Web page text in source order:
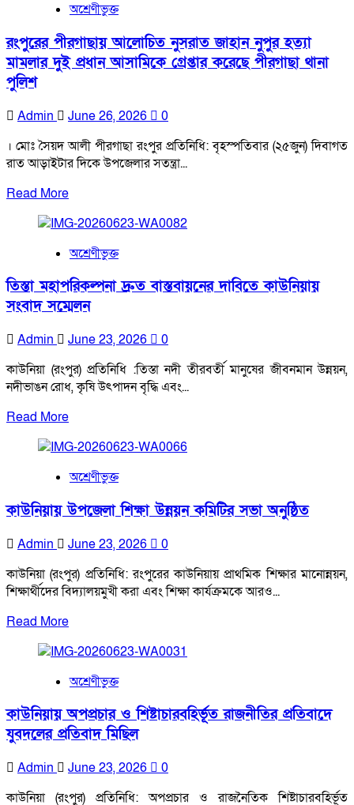
পরীক্ষার্থীদের
আবেগঘন
বিদায়,
সাফল্য
কলেজে
দোয়া
মাহফিল
অশ্রেণীভুক্ত
রংপুরের পীরগাছায় আলোচিত নুসরাত জাহান নুপুর হত্যা
মামলার দুই প্রধান আসামিকে গ্রেপ্তার করেছে পীরগাছা থানা
পুলিশ
Admin June 26, 2026
0
। মোঃ সৈয়দ আলী পীরগাছা রংপুর প্রতিনিধি: বৃহস্পতিবার (২৫জুন) দিবাগত
রাত আড়াইটার দিকে উপজেলার সতন্ত্রা...
Read MoreRead
about
রংপুরের
পীরগাছায়
আলোচিত
নুসরাত
জাহান
নুপুর
হত্যা
মামলার
দুই
প্রধান
আসামিকে
করেছে
পীরগাছা
থানা
পুলিশ
অশ্রেণীভুক্ত
তিস্তা মহাপরিকল্পনা দ্রুত বাস্তবায়নের দাবিতে কাউনিয়ায়
সংবাদ সম্মেলন
Admin June 23, 2026
0
কাউনিয়া (রংপুর) প্রতিনিধি :তিস্তা নদী তীরবর্তী মানুষের জীবনমান উন্নয়ন,
নদীভাঙন রোধ, কৃষি উৎপাদন বৃদ্ধি এবং...
Read MoreRead
about
তিস্তা
মহাপরিকল্পনা
দ্রুত
বাস্তবায়নের
দাবিতে
কাউনিয়ায়
সংবাদ
সম্মেলন
অশ্রেণীভুক্ত
কাউনিয়ায় উপজেলা শিক্ষা উন্নয়ন কমিটির সভা অনুষ্ঠিত
Admin June 23, 2026
0
কাউনিয়া (রংপুর) প্রতিনিধি: রংপুরের কাউনিয়ায় প্রাথমিক শিক্ষার মানোন্নয়ন,
শিক্ষার্থীদের বিদ্যালয়মুখী করা এবং শিক্ষা কার্যক্রমকে আরও...
Read MoreRead
about
কাউনিয়ায়
উপজেলা
শিক্ষা
উন্নয়ন
কমিটির
সভা
অনুষ্ঠিত
অশ্রেণীভুক্ত
কাউনিয়ায় অপপ্রচার ও শিষ্টাচারবহির্ভূত রাজনীতির প্রতিবাদে
যুবদলের প্রতিবাদ মিছিল
Admin June 23, 2026
0
কাউনিয়া (রংপুর) প্রতিনিধি: অপপ্রচার ও রাজনৈতিক শিষ্টাচারবহির্ভূত